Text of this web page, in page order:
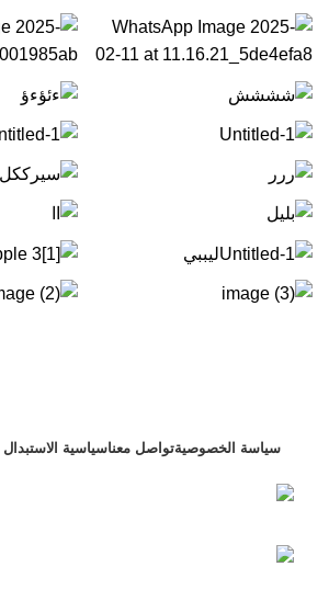
سياسة الخصوصيةتواصل معناسياسية